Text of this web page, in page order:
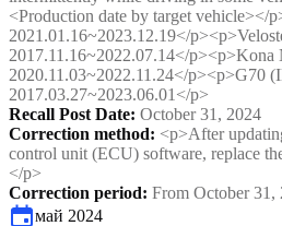
<Production date by target vehicle></
2021.01.16~2023.12.19</
2017.11.16~2022.07.14</p><p>Kona
2020.11.03~2022.11.24</p><p>G70
2017.03.27~2023.06.01</p>
Recall Post Date: October 31, 2024
Correction method: <p>After
control unit (ECU) software, replace
</p>
Correction period: From October 31,
май 2024